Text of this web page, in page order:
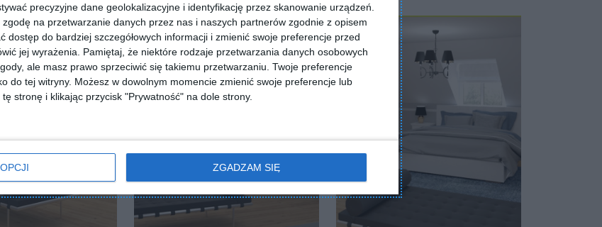
precyzyjne dane geolokalizacyjne i identyfikację przez skanowanie urządzeń.
na przetwarzanie danych przez nas i naszych partnerów zgodnie z opisem
dostęp do bardziej szczegółowych informacji i zmienić swoje preferencje przed
jej wyrażenia.
Pamiętaj, że niektóre rodzaje przetwarzania danych osobowych
ale masz prawo sprzeciwić się takiemu przetwarzaniu. Twoje preferencje
do tej witryny. Możesz w dowolnym momencie zmienić swoje preferencje lub
stronę i klikając przycisk "Prywatność" na dole strony.
ZGADZAM SIĘ